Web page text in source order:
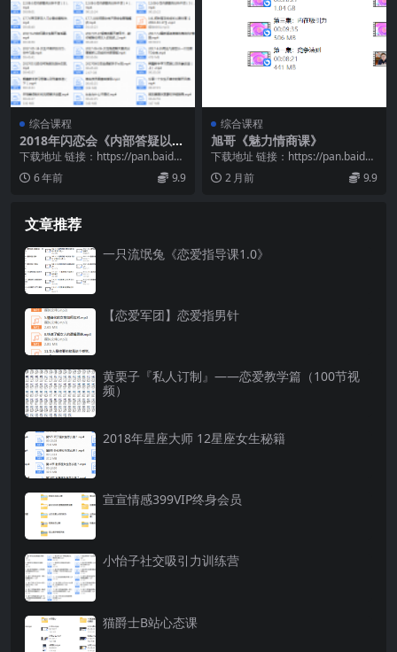
综合课程
2018年闪恋会《内部答疑以及
君君导师女性心理分析》
下载地址 链接：https://pan.baidu.
com/s/14UHrN1a...
6 年前 9.9
综合课程
旭哥《魅力情商课》
下载地址 链接：https://pan.baidu.
com/s/1GN8t4pW...
2 月前 9.9
文章推荐
一只流氓兔《恋爱指导课1.0》
【恋爱军团】恋爱指男针
黄栗子『私人订制』——恋爱教学篇（100节视
频）
2018年星座大师 12星座女生秘籍
宣宣情感399VIP终身会员
小怡子社交吸引力训练营
猫爵士B站心态课